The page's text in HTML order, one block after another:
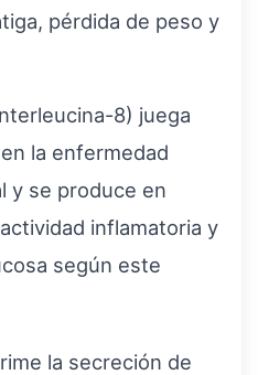
pérdida de peso y
8) juega
la enfermedad
y se produce en
inflamatoria y
según este
la secreción de